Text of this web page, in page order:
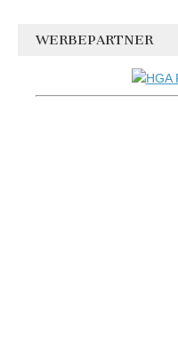
WERBEPARTNER